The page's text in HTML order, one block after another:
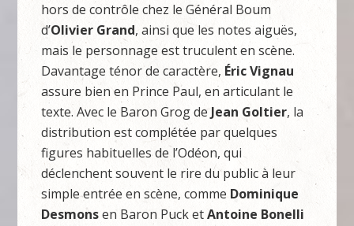
hors de contrôle chez le Général Boum
d’Olivier Grand, ainsi que les notes aiguës,
mais le personnage est truculent en scène.
Davantage ténor de caractère, Éric Vignau
assure bien en Prince Paul, en articulant le
texte. Avec le Baron Grog de Jean Goltier, la
distribution est complétée par quelques
figures habituelles de l’Odéon, qui
déclenchent souvent le rire du public à leur
simple entrée en scène, comme Dominique
Desmonsen Baron Puck etAntoine Bonelli